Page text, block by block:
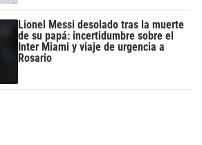
Lionel Messi desolado tras la muerte
de su papá: incertidumbre sobre el
Inter Miami y viaje de urgencia a
Rosario